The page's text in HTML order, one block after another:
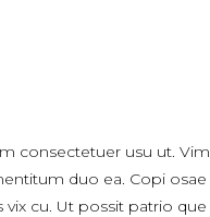
consectetuer usu ut. Vim
duo ea. Copi osae
cu. Ut possit patrio que